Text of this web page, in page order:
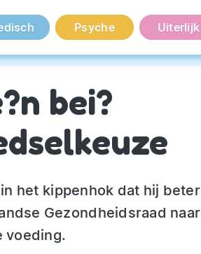
Psyche Uiterlijk
bei?
het kippenhok dat hij beter
Gezondheidsraad naar
voeding.